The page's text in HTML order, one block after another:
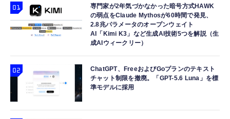
専門家が2年気づかなかった暗号方式HAWK
の弱点をClaude Mythosが60時間で発見、
2.8兆パラメータのオープンウェイト
AI「Kimi K3」など生成AI技術5つを解説（生
成AIウィークリー）
ChatGPT、FreeおよびGoプランのテキスト
チャット制限を撤廃。「GPT-5.6 Luna」を標
準モデルに採用